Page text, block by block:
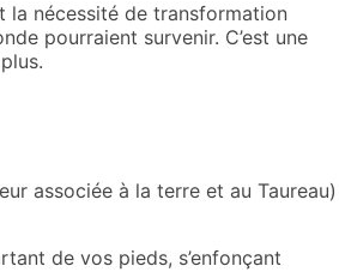
la nécessité de transformation
pourraient survenir. C’est une
associée à la terre et au
de vos pieds, s’enfonçant